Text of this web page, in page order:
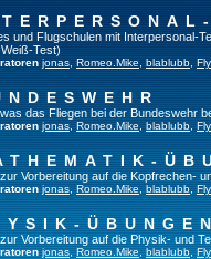
und Flugschulen mit Interpersonal-
Test)
jonas Romeo.Mike blablubb
das Fliegen bei der Bundeswehr
jonas Romeo.Mike blablubb
Vorbereitung auf die Kopfrechen-
jonas Romeo.Mike blablubb
ÜBUNGEN
Vorbereitung auf die Physik- und
jonas Romeo.Mike blablubb